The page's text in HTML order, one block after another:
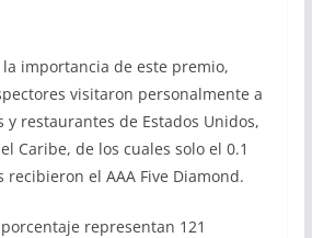
importancia de este premio,
visitaron personalmente a
y restaurantes de Estados Unidos,
Caribe, de los cuales solo el 0.1
recibieron el AAA Five Diamond.
representan 121